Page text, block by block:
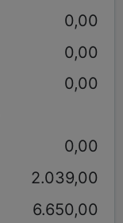
0,00
0,00
0,00
0,00
2.039,00
6.650,00